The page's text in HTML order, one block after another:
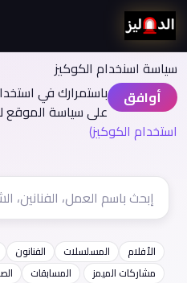
سياسة اسنخدام الكوكيز
أوافق
باستمرارك في
على سياسة الموقع
استخدام الكوكيز)
الأفلام المسلسلات الفنانون
مشاركات الميمز
المسابقات